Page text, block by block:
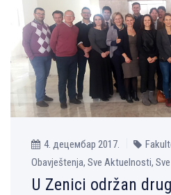
4. децембар 2017.
Obavještenja, Sve Aktuelnosti,
U Zenici održan